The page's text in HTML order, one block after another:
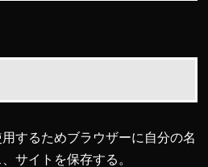
するためブラウザーに自分の名
サイトを保存する。